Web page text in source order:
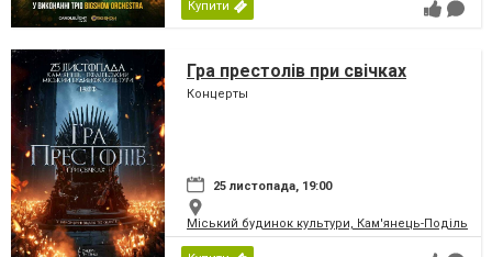
Купити
Гра престолів при свічках
Концерты
25 листопада, 19:00
Міський будинок культури, Кам'янець-